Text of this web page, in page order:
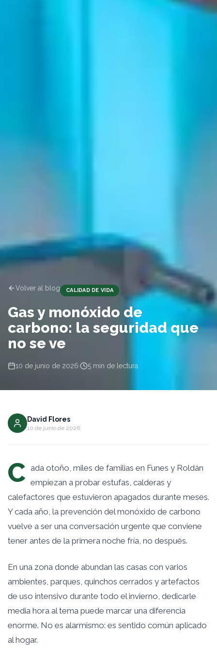
Volver al blog CALIDAD DE VIDA
Gas y monóxido de
carbono: la seguridad que
no se ve
10 de junio de 2026· 5 min de lectura
David Flores
10 de junio de 2026
C ada otoño, miles de familias en Funes y Roldán
empiezan a probar estufas, calderas y
calefactores que estuvieron apagados durante meses.
Y cada año, la prevención del monóxido de carbono
vuelve a ser una conversación urgente que conviene
tener antes de la primera noche fría, no después.
En una zona donde abundan las casas con varios
ambientes, parques, quinchos cerrados y artefactos
de uso intensivo durante todo el invierno, dedicarle
media hora al tema puede marcar una diferencia
enorme. No es alarmismo: es sentido común aplicado
al hogar.